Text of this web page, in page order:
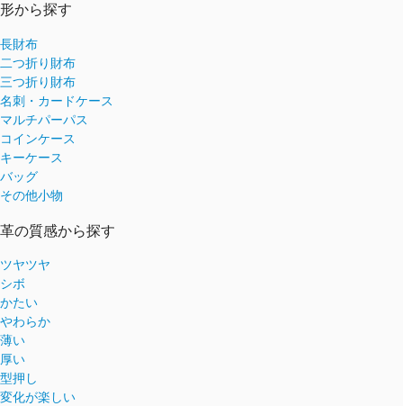
形から探す
長財布
二つ折り財布
三つ折り財布
名刺・カードケース
マルチパーパス
コインケース
キーケース
バッグ
その他小物
革の質感から探す
ツヤツヤ
シボ
かたい
やわらか
薄い
厚い
型押し
変化が楽しい